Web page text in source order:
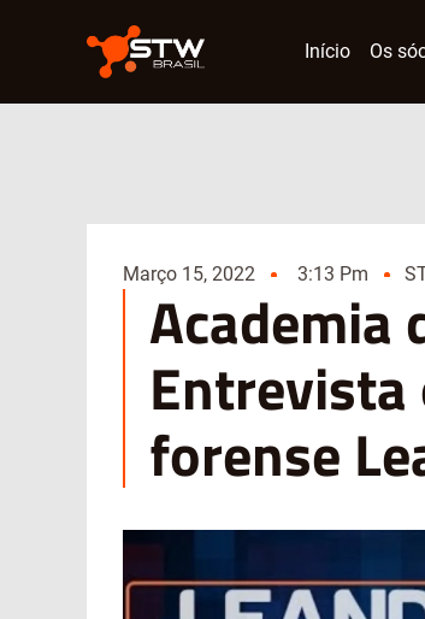
Início Os
Março 15, 2022 3:13 Pm
Academia
forense